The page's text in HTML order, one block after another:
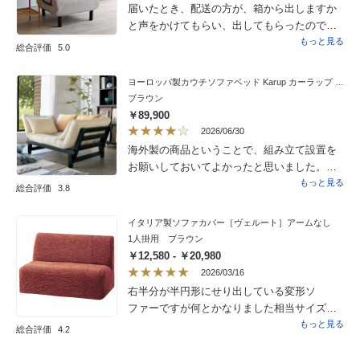
総合評価 5.0
届いたとき、配送の方が、箱から出しますか
と声をかけてもらい、出してもらったので、
後の組み立てが簡単に出来て良かったです。
ちょっとした昼寝もすぐに出来るので、助
かってます。購入するかどうか迷いました
が、購入して良かったと思います。
もっと見る
総合評価 3.8
ブラウン
￥89,900
2026/06/30
海外製の商品ということで、組み立て設置を
お願いしておいてよかったと思いました。ま
ず、驚いたのは、箱を開けた途端に出てきた
点々とついたものが飛び出してきて、組み立
てしてくれた方も商品が汚れているので、と
言ってティッシュペーパーで、部品を拭いて
くれていました。部品も全て組み立てが必要
な状態になっていて、組み立てをお願いした
のは、大正解だったと思いました。商品自体
は、木製で軽めであり、両端の木製部分を少
もっと見る
総合評価 4.2
イタリア製ソファカバー［ヴェルート］アームなし
1人掛用 ブラウン
￥12,580 - ￥20,980
2026/03/16
右半分が半円形にせり出している変形ソ
ファーですが何とかなりました相当サイズの
融通が利くみたいで驚きましたダメもとで発
もっと見る